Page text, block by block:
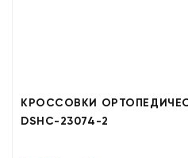
КРОССОВКИ
DSHC-23074-2